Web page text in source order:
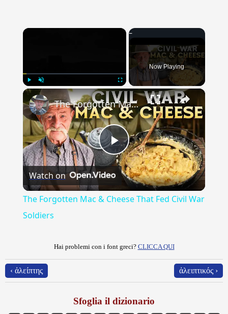
×
Play Unmute Fullscreen
Now Playing
×
Play
Video
The Forgotten Mac & Cheese That Fed Civil War Soldiers
Watch on
The Forgotten Mac & Cheese That Fed Civil War
Soldiers
Hai problemi con i font greci? CLICCA QUI
‹ ἀλείπτης ἀλειπτικός ›
Sfoglia il dizionario